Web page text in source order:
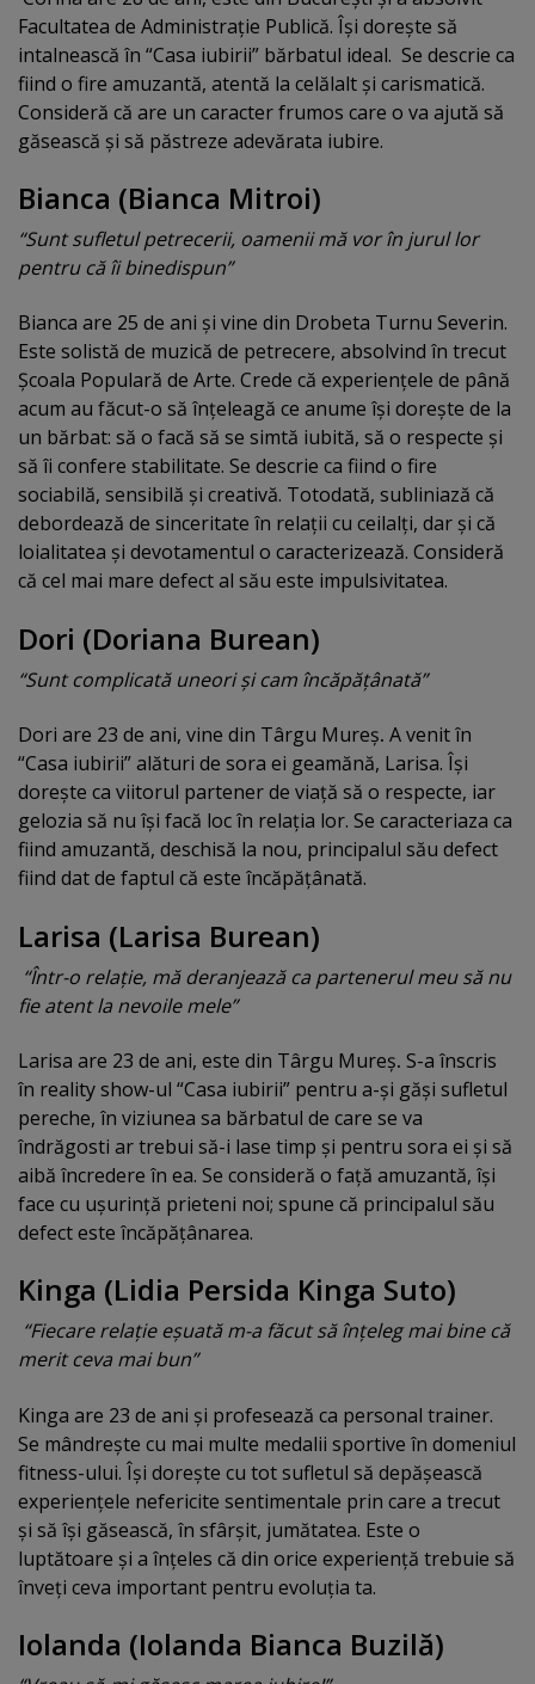
Facultatea de Administraţie Publică. Îşi doreşte să
intalnească în “Casa iubirii” bărbatul ideal. Se descrie ca
fiind o fire amuzantă, atentă la celălalt şi carismatică.
Consideră că are un caracter frumos care o va ajută să
găsească şi să păstreze adevărata iubire.
Bianca (Bianca Mitroi)
“Sunt sufletul petrecerii, oamenii mă vor în jurul lor
pentru că îi binedispun”
Bianca are 25 de ani şi vine din Drobeta Turnu Severin.
Este solistă de muzică de petrecere, absolvind în trecut
Şcoala Populară de Arte. Crede că experienţele de până
acum au făcut-o să înţeleagă ce anume îşi doreşte de la
un bărbat: să o facă să se simtă iubită, să o respecte şi
să îi confere stabilitate. Se descrie ca fiind o fire
sociabilă, sensibilă şi creativă. Totodată, subliniază că
debordează de sinceritate în relaţii cu ceilalţi, dar şi că
loialitatea şi devotamentul o caracterizează. Consideră
că cel mai mare defect al său este impulsivitatea.
Dori (Doriana Burean)
“Sunt complicată uneori şi cam încăpăţânată”
Dori are 23 de ani, vine din Târgu Mureş. A venit în
“Casa iubirii” alături de sora ei geamănă, Larisa. Îşi
doreşte ca viitorul partener de viaţă să o respecte, iar
gelozia să nu îşi facă loc în relaţia lor. Se caracteriaza ca
fiind amuzantă, deschisă la nou, principalul său defect
fiind dat de faptul că este încăpăţânată.
Larisa (Larisa Burean)
“Într-o relaţie, mă deranjează ca partenerul meu să nu
fie atent la nevoile mele”
Larisa are 23 de ani, este din Târgu Mureş. S-a înscris
în reality show-ul “Casa iubirii” pentru a-şi găşi sufletul
pereche, în viziunea sa bărbatul de care se va
îndrăgosti ar trebui să-i lase timp şi pentru sora ei şi să
aibă încredere în ea. Se consideră o faţă amuzantă, îşi
face cu uşurinţă prieteni noi; spune că principalul său
defect este încăpăţânarea.
Kinga (Lidia Persida Kinga Suto)
“Fiecare relaţie eşuată m-a făcut să înţeleg mai bine că
merit ceva mai bun”
Kinga are 23 de ani şi profesează ca personal trainer.
Se mândreşte cu mai multe medalii sportive în domeniul
fitness-ului. Îşi doreşte cu tot sufletul să depăşească
experienţele nefericite sentimentale prin care a trecut
şi să îşi găsească, în sfârşit, jumătatea. Este o
luptătoare şi a înţeles că din orice experienţă trebuie să
înveţi ceva important pentru evoluţia ta.
Iolanda (Iolanda Bianca Buzilă)